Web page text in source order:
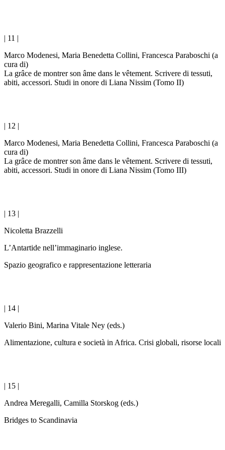
| 11 |
Marco Modenesi, Maria Benedetta Collini, Francesca Paraboschi (a
cura di)
La grâce de montrer son âme dans le vêtement. Scrivere di tessuti,
abiti, accessori. Studi in onore di Liana Nissim (Tomo II)
| 12 |
Marco Modenesi, Maria Benedetta Collini, Francesca Paraboschi (a
cura di)
La grâce de montrer son âme dans le vêtement. Scrivere di tessuti,
abiti, accessori. Studi in onore di Liana Nissim (Tomo III)
| 13 |
Nicoletta Brazzelli
L’Antartide nell’immaginario inglese.
Spazio geografico e rappresentazione letteraria
| 14 |
Valerio Bini, Marina Vitale Ney (eds.)
Alimentazione, cultura e società in Africa. Crisi globali, risorse locali
| 15 |
Andrea Meregalli, Camilla Storskog (eds.)
Bridges to Scandinavia